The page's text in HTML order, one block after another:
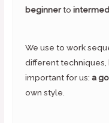
beginnerto
We use to work
different techniques,
important for us:a
own style.